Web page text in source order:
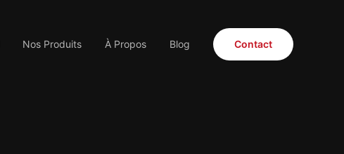
Nos Produits À Propos Blog Contact